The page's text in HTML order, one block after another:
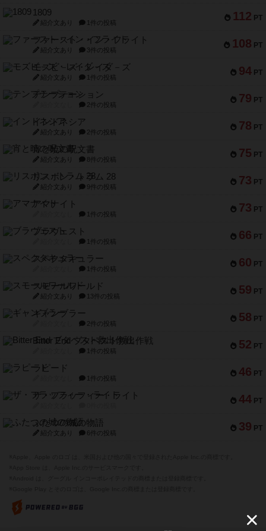
112 PT
1809
紹介文あり 1件の投稿
108 PT
ファースト・イン・フライト
紹介文あり 3件の投稿
94 PT
モズビ－ズ・レイダ－ズ
紹介文あり 1件の投稿
79 PT
テンプテーション
2件の投稿
78 PT
インドネシア
紹介文あり 2件の投稿
75 PT
宵と暁の呪文書
紹介文あり 8件の投稿
73 PT
リスボン・トラム 28
紹介文あり 9件の投稿
73 PT
アマナイト
1件の投稿
66 PT
ブラヴェスト
1件の投稿
60 PT
スペクタキュラー
1件の投稿
59 PT
スモールワールド
紹介文あり 13件の投稿
58 PT
ギャンブラー
2件の投稿
52 PT
Bitter End ブタペスト救出作戦
1件の投稿
46 PT
ラピード
1件の投稿
44 PT
ザ・フラッフィー・ライト
39 PT
ふたつの城の物語
紹介文あり 6件の投稿